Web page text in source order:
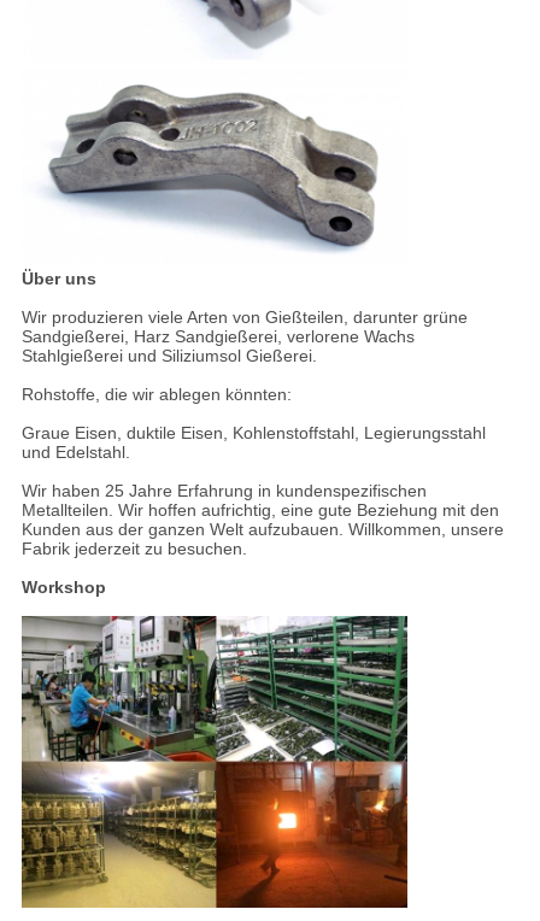
Über uns
Wir produzieren viele Arten von Gießteilen, darunter grüne
Sandgießerei, Harz Sandgießerei, verlorene Wachs
Stahlgießerei und Siliziumsol Gießerei.
Rohstoffe, die wir ablegen könnten:
Graue Eisen, duktile Eisen, Kohlenstoffstahl, Legierungsstahl
und Edelstahl.
Wir haben 25 Jahre Erfahrung in kundenspezifischen
Metallteilen. Wir hoffen aufrichtig, eine gute Beziehung mit den
Kunden aus der ganzen Welt aufzubauen. Willkommen, unsere
Fabrik jederzeit zu besuchen.
Workshop